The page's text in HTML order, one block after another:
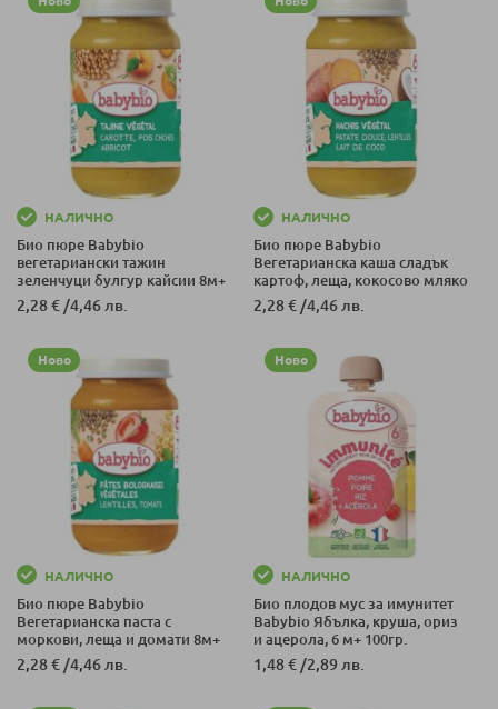
НАЛИЧНО
Био пюре Babybio
вегетариански тажин
зеленчуци булгур кайсии 8м+
200гр.
2,28 € /4,46 лв.
НАЛИЧНО
Био пюре Babybio
Вегетарианска каша сладък
картоф, леща, кокосово мляко
6м+ 200гр.
2,28 € /4,46 лв.
Ново
НАЛИЧНО
Био пюре Babybio
Вегетарианска паста с
моркови, леща и домати 8м+
200гр.
2,28 € /4,46 лв.
Ново
НАЛИЧНО
Био плодов мус за имунитет
Babybio Ябълка, круша, ориз
и ацерола, 6 м+ 100гр.
1,48 € /2,89 лв.